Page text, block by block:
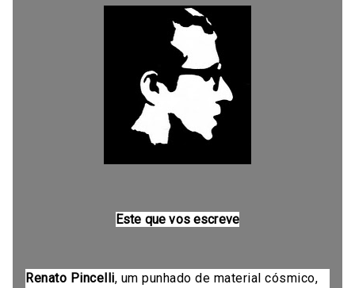
Este que vos escreve
Renato Pincelli, um punhado de material cósmico,